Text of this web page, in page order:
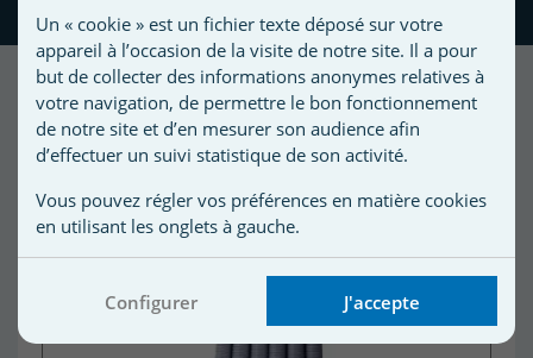
Promo !
-35,00 €
d'envies
ajouter
des
produits
à
votre
liste
Un « cookie » est un fichier texte déposé sur votre
appareil à l’occasion de la visite de notre site. Il a pour
but de collecter des informations anonymes relatives à
votre navigation, de permettre le bon fonctionnement
de notre site et d’en mesurer son audience afin
d’effectuer un suivi statistique de son activité.
Vous pouvez régler vos préférences en matière cookies
en utilisant les onglets à gauche.
Configurer J'accepte